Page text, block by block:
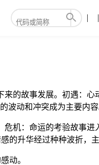
的故事发展。初遇：
波动和冲突成为主要内容
机：命运的考验故事
升华经过种种波折，
动。